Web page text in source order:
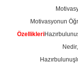
Motivasyonun
Özellikleri